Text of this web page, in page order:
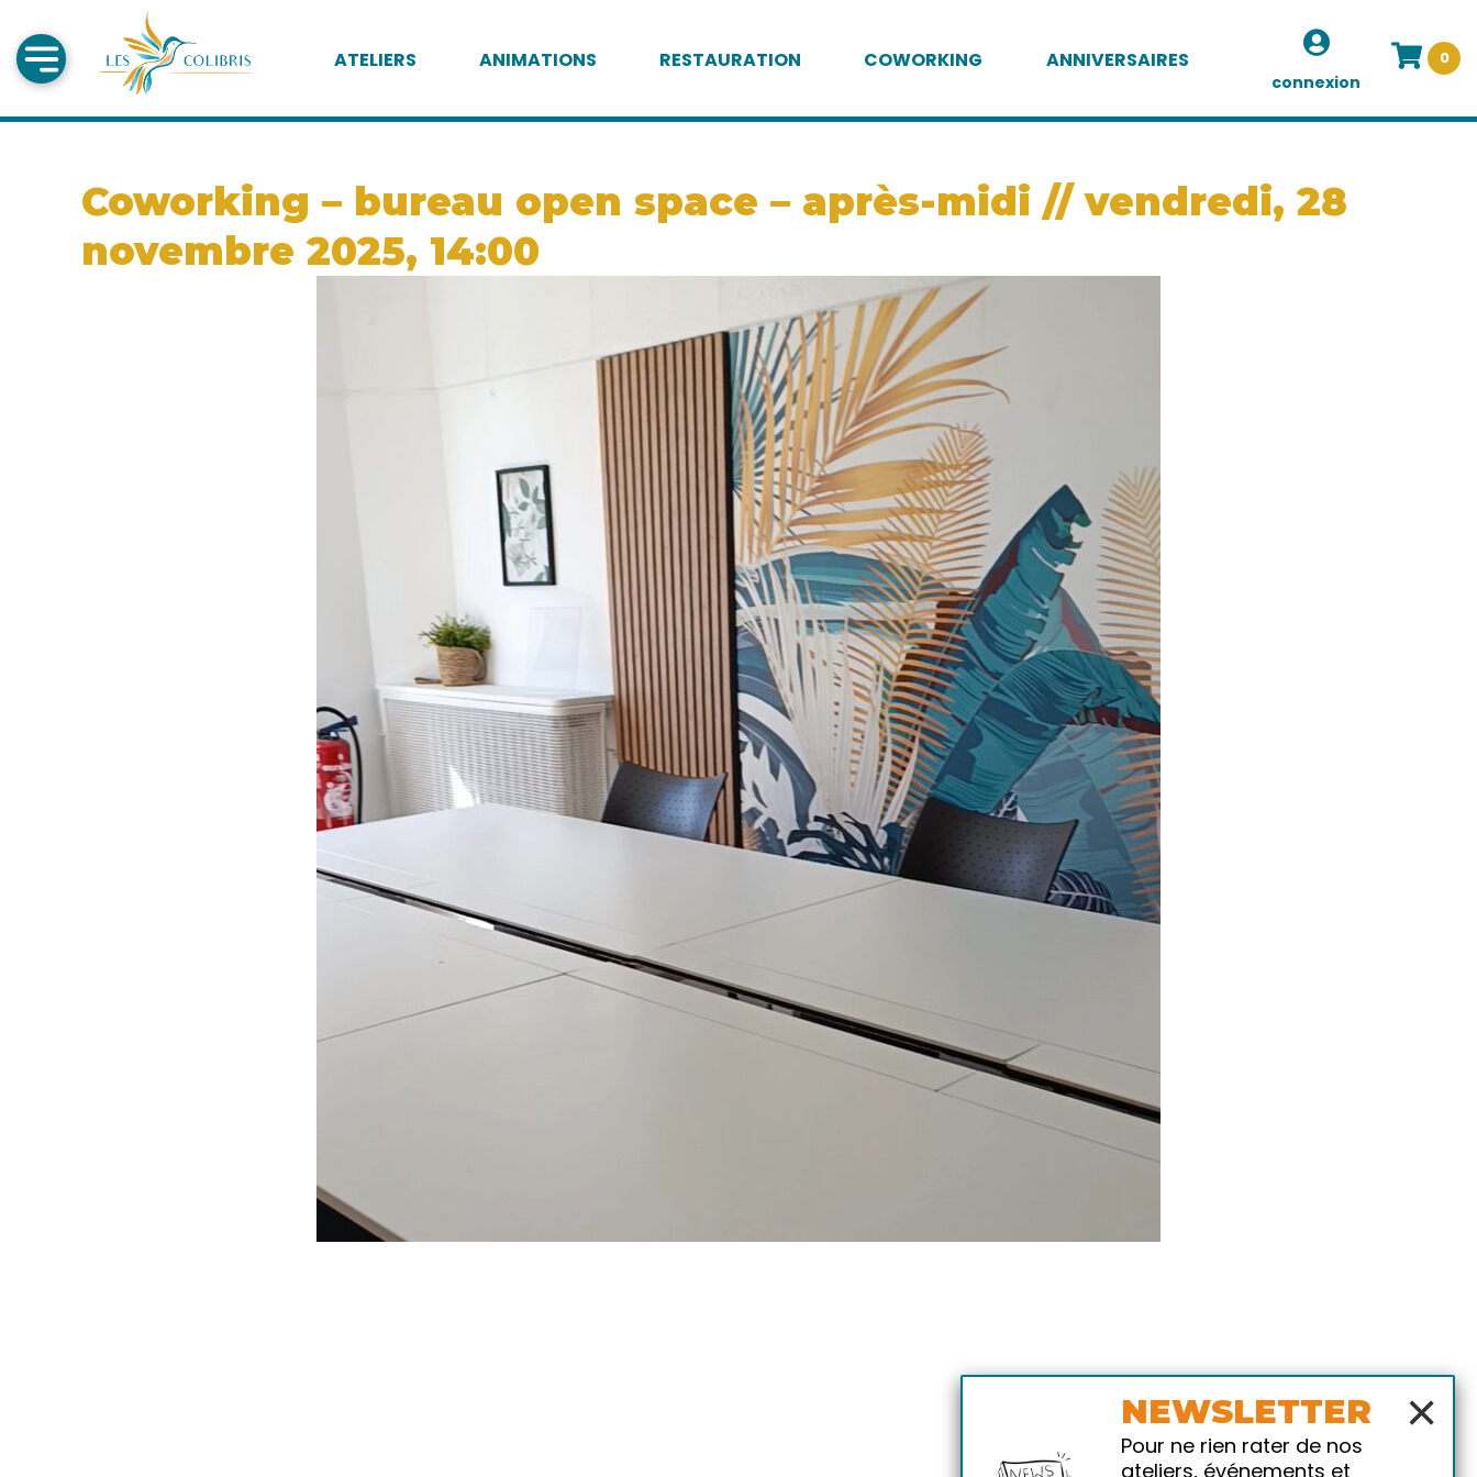
ATELIERS ANIMATIONS RESTAURATION COWORKING ANNIVERSAIRES
connexion
0
Coworking – bureau open space – après-midi // vendredi, 28
novembre 2025, 14:00
×
NEWSLETTER
Pour ne rien rater de nos
ateliers, événements et